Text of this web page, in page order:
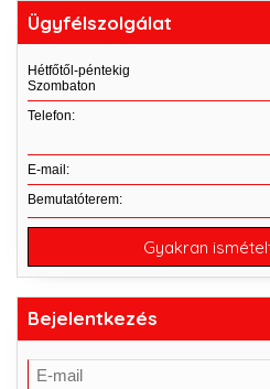
Ügyfélszolgálat
Hétfőtől-péntekig
Szombaton
Telefon:
E-mail:
Bemutatóterem:
Gyakran
Bejelentkezés